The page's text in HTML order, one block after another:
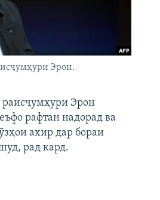
Эрон.
Эрон
рафтан надорад ва
ахир дар бораи
рад кард.